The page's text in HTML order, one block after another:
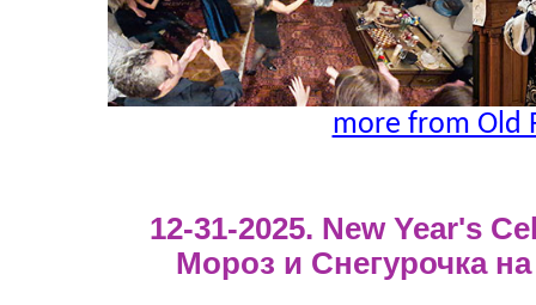
more from Old
12-31-2025. New Year's
Мороз и Снегурочка